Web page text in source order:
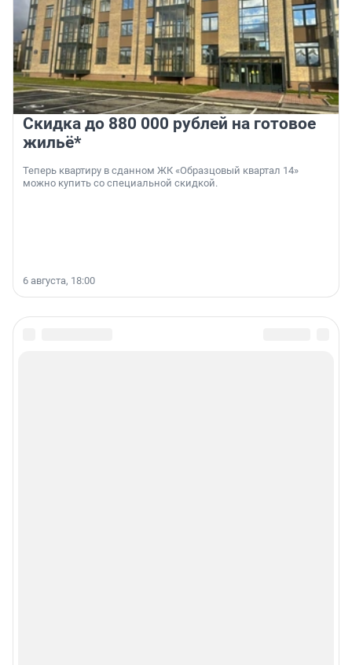
Скидка до 880 000 рублей на готовое
жильё*
Теперь квартиру в сданном ЖК «Образцовый квартал 14»
можно купить со специальной скидкой.
6 августа, 18:00